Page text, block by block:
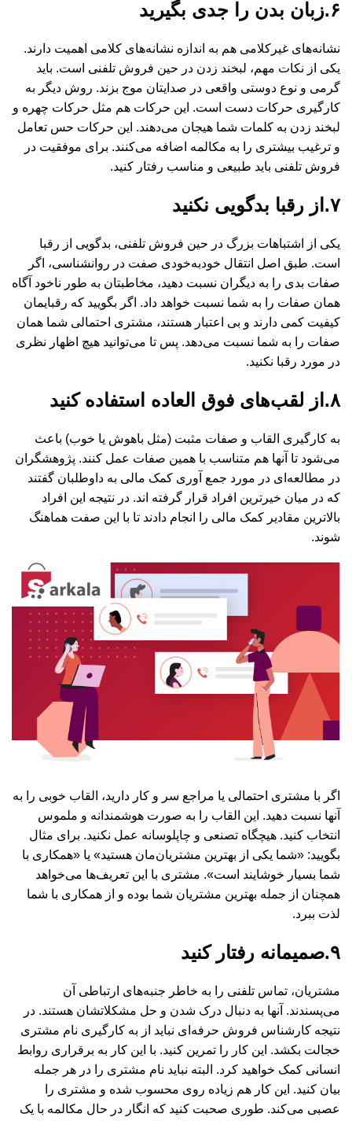
۶.زبان بدن را جدی بگیرید
نشانه‌های غیرکلامی‌ هم به اندازه نشانه‌های کلامی ‌اهمیت دارند.
یکی از نکات مهم، لبخند زدن در حین فروش تلفنی است. باید
گرمی‌ و نوع دوستی واقعی در صدایتان موج بزند. روش دیگر به
کارگیری حرکات دست است. این حرکات هم مثل حرکات چهره و
لبخند زدن به کلمات شما هیجان می‌دهند. این حرکات حس تعامل
و ترغیب بیشتری را به مکالمه اضافه می‌کنند. برای موفقیت در
فروش تلفنی باید طبیعی و مناسب رفتار کنید.
۷.از رقبا بدگویی نکنید
یکی از اشتباهات بزرگ در حین فروش تلفنی، بدگویی از رقبا
است. طبق اصل انتقال خودبه‌خودی صفت در روانشناسی، اگر
صفات بدی را به دیگران نسبت دهید، مخاطبتان به طور ناخود آگاه
همان صفات را به شما نسبت خواهد داد. اگر بگویید که رقبایمان
کیفیت کمی ‌دارند و بی اعتبار هستند، مشتری احتمالی شما همان
صفات را به شما نسبت می‌دهد. پس تا می‌توانید هیچ اظهار نظری
در مورد رقبا نکنید.
۸.از لقب‌های فوق العاده استفاده کنید
به کارگیری القاب و صفات مثبت (مثل باهوش یا خوب) باعث
می‌شود تا آنها هم متناسب با همین صفات عمل کنند. پژوهشگران
در مطالعه‌ای در مورد جمع آوری کمک مالی به داوطلبان گفتند
که در میان خیرترین افراد قرار گرفته اند. در نتیجه این افراد
بالاترین مقادیر کمک مالی را انجام دادند تا با این صفت هماهنگ
شوند.
اگر با مشتری احتمالی یا مراجع سر و کار دارید، القاب خوبی را به
آنها نسبت دهید. این القاب را به صورت هوشمندانه و ملموس
انتخاب کنید. هیچگاه تصنعی و چاپلوسانه عمل نکنید. برای مثال
بگویید: «شما یکی از بهترین مشتریان‌مان هستید» یا «همکاری با
شما بسیار خوشایند است». مشتری با این تعریف‌ها می‌خواهد
همچنان از جمله بهترین مشتریان شما بوده و از همکاری با شما
لذت ببرد.
۹.صمیمانه رفتار کنید
مشتریان، تماس تلفنی را به خاطر جنبه‌های ارتباطی آن
می‌پسندند. آنها به دنبال درک شدن و حل مشکلاتشان هستند. در
نتیجه کارشناس فروش حرفه‌ای نباید از به کارگیری نام مشتری
خجالت بکشد. این کار را تمرین کنید. با این کار به برقراری روابط
انسانی کمک خواهید کرد. البته نباید نام مشتری را در هر جمله
بیان کنید. این کار هم زیاده روی محسوب شده و مشتری را
عصبی می‌کند. طوری صحبت کنید که انگار در حال مکالمه با یک